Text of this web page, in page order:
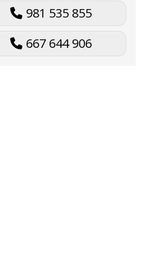
981 535 855
667 644 906